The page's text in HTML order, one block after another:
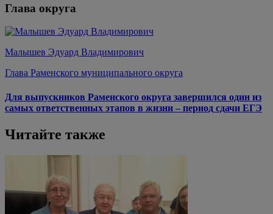
Глава округа
Малышев Эдуард Владимирович
Глава Раменского муниципального округа
Для выпускников Раменского округа завершился один из
самых ответственных этапов в жизни – период сдачи ЕГЭ
Читайте также